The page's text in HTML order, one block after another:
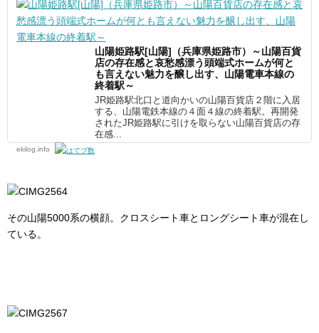
山陽姫路駅[山陽]（兵庫県姫路市）～山陽百貨
店の存在感と哀愁感漂う頭端式ホームが何と
も言えない魅力を醸し出す、山陽電車本線の
終着駅～
JR姫路駅北口と道向かいの山陽百貨店２階に入居
する、山陽電鉄本線の４面４線の終着駅。再開発
されたJR姫路駅に引けを取らない山陽百貨店の存
在感...
ekilog.info
その山陽5000系の横顔。クロスシート車とロングシート車が混在し
ている。